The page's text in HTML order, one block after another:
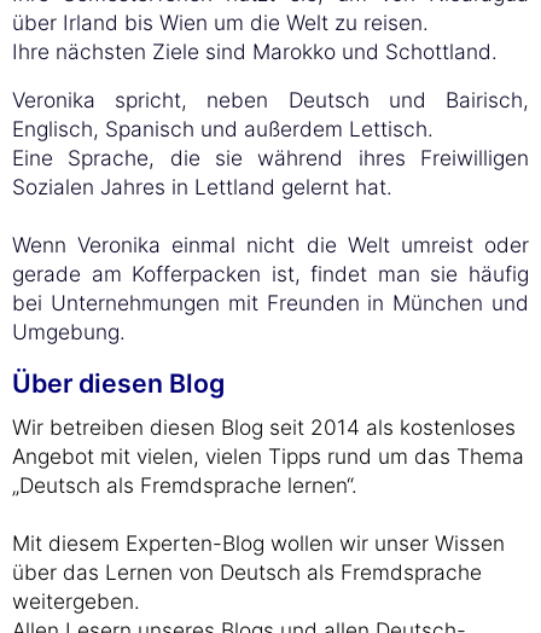
über Irland bis Wien um die Welt zu reisen.
Ihre nächsten Ziele sind Marokko und Schottland.
Veronika spricht, neben Deutsch und Bairisch,
Englisch, Spanisch und außerdem Lettisch.
Eine Sprache, die sie während ihres Freiwilligen
Sozialen Jahres in Lettland gelernt hat.
Wenn Veronika einmal nicht die Welt umreist oder
gerade am Kofferpacken ist, findet man sie häufig
bei Unternehmungen mit Freunden in München und
Umgebung.
Über diesen Blog
Wir betreiben diesen Blog seit 2014 als kostenloses
Angebot mit vielen, vielen Tipps rund um das Thema
„Deutsch als Fremdsprache lernen“.
Mit diesem Experten-Blog wollen wir unser Wissen
über das Lernen von Deutsch als Fremdsprache
weitergeben.